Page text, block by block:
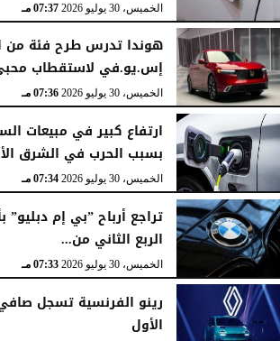
الخميس، 30 يوليو 2026 07:37 مـ
هوندا تدرس طرح فئة من
إس.يو.في لاستقطاب
الخميس، 30 يوليو 2026 07:36 مـ
ارتفاع كبير في مبيعات
بسبب الحرب في الشرق
الخميس، 30 يوليو 2026 07:34 مـ
تراجع أرباح ”بي إم
الربع الثاني من...
الخميس، 30 يوليو 2026 07:33 مـ
رينو الفرنسية تسجل
الأول